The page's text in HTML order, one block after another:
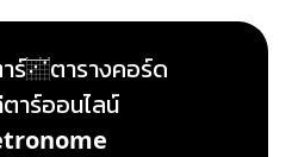
ร์
ตารางคอร์ด
าร์ออนไลน์